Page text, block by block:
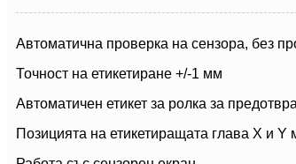
Автоматична проверка на сензора, без
Точност на етикетиране +/-1 мм
Автоматичен етикет за ролка за
Позицията на етикетиращата глава X и Y